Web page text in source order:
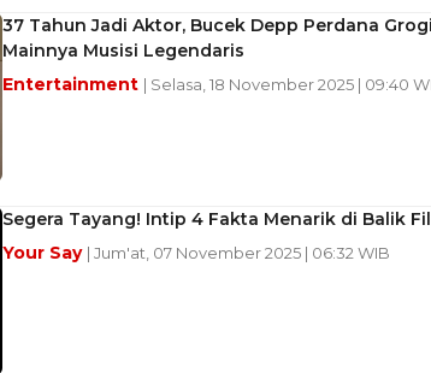
37 Tahun Jadi Aktor, Bucek Depp Perdana
Mainnya Musisi Legendaris
Entertainment | Selasa, 18 November 2025 | 09:40
Segera Tayang! Intip 4 Fakta Menarik di Balik
Your Say | Jum'at, 07 November 2025 | 06:32 WIB